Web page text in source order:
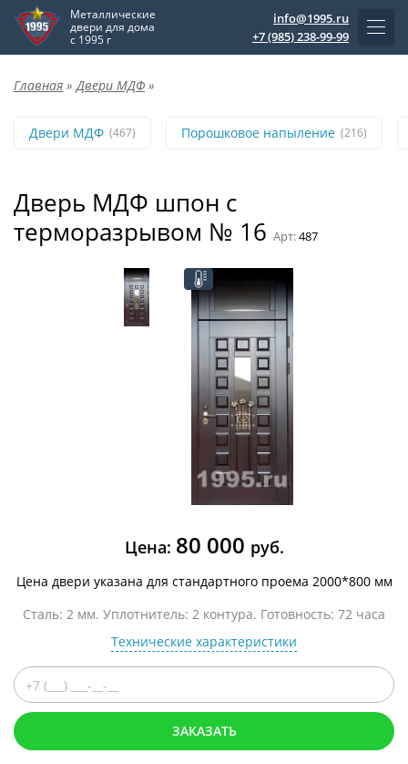
Металлические
двери для дома
с 1995 г
info@1995.ru
+7 (985) 238-99-99
Главная » Двери МДФ »
Двери МДФ (467) Порошковое напыление (216)
Дверь МДФ шпон с
терморазрывом № 16 Арт:487
Цена: 80 000 руб.
Цена двери указана для стандартного проема 2000*800 мм
Сталь: 2 мм. Уплотнитель: 2 контура. Готовность: 72 часа
Технические характеристики
ЗАКАЗАТЬ